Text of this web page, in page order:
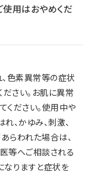
用はおやめくだ
、色素異常等の症状
さい。お肌に異常
ください。使用中や
、かゆみ、刺激、
らわれた場合は、
等へご相談される
なりますと症状を